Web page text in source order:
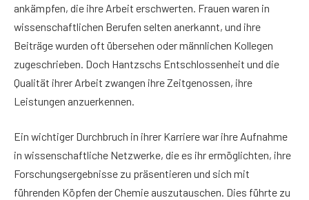
ankämpfen, die ihre Arbeit erschwerten. Frauen waren in
wissenschaftlichen Berufen selten anerkannt, und ihre
Beiträge wurden oft übersehen oder männlichen Kollegen
zugeschrieben. Doch Hantzschs Entschlossenheit und die
Qualität ihrer Arbeit zwangen ihre Zeitgenossen, ihre
Leistungen anzuerkennen.
Ein wichtiger Durchbruch in ihrer Karriere war ihre Aufnahme
in wissenschaftliche Netzwerke, die es ihr ermöglichten, ihre
Forschungsergebnisse zu präsentieren und sich mit
führenden Köpfen der Chemie auszutauschen. Dies führte zu